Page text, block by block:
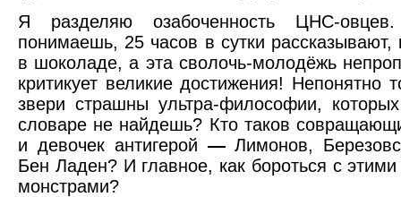
Я разделяю озабоченность ЦНС-
понимаешь, 25 часов в сутки рассказывают,
в шоколаде, а эта сволочь-молодёжь
критикует великие достижения! Непонятно
звери страшны ультра-философии,
словаре не найдешь? Кто таков
и девочек антигерой —Лимонов,
Бен Ладен? И главное, как бороться с
монстрами?